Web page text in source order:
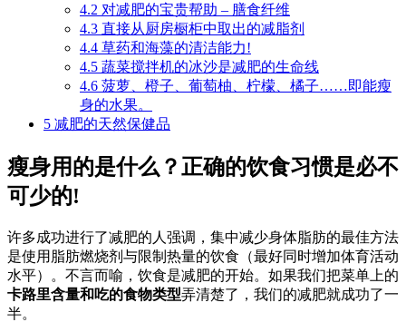
4.2 对减肥的宝贵帮助 – 膳食纤维
4.3 直接从厨房橱柜中取出的减脂剂
4.4 草药和海藻的清洁能力!
4.5 蔬菜搅拌机的冰沙是减肥的生命线
4.6 菠萝、橙子、葡萄柚、柠檬、橘子……即能瘦
身的水果。
5 减肥的天然保健品
瘦身用的是什么？正确的饮食习惯是必不
可少的!
许多成功进行了减肥的人强调，集中减少身体脂肪的最佳方法
是使用脂肪燃烧剂与限制热量的饮食（最好同时增加体育活动
水平）。不言而喻，饮食是减肥的开始。如果我们把菜单上的
卡路里含量和吃的食物类型弄清楚了，我们的减肥就成功了一
半。